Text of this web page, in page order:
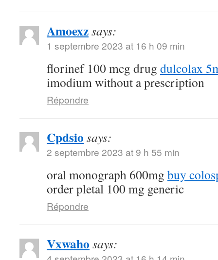
Amoexzsays:
1 septembre 2023 at 16 h 09 min
florinef 100 mcg drug dulcolax
imodium without a prescription
Répondre
Cpdsio says:
2 septembre 2023 at 9 h 55 min
oral monograph 600mg buy
order pletal 100 mg generic
Répondre
Vxwaho says: